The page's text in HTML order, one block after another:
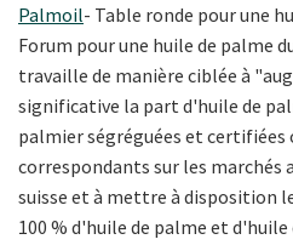
Palmoil- Table ronde pour une
Forum pour une huile de palme
travaille de manière ciblée à
significative la part d'huile de
palmier ségréguées et certifiées
correspondants sur les
suisse et à mettre à disposition
100 % d'huile de palme et